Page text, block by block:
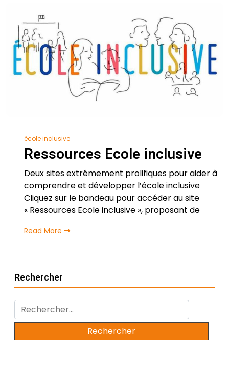
école inclusive
Ressources Ecole inclusive
Deux sites extrêmement prolifiques pour aider à
comprendre et développer l’école inclusive
Cliquez sur le bandeau pour accéder au site
« Ressources Ecole inclusive », proposant de
Read More
Rechercher
Rechercher :